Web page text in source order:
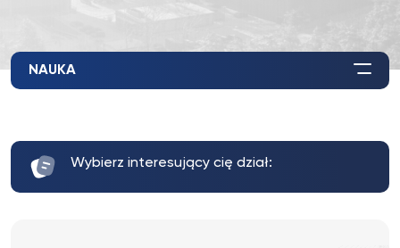
NAUKA
Wybierz interesujący cię dział: